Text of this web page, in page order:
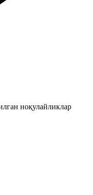
ноқулайликлар